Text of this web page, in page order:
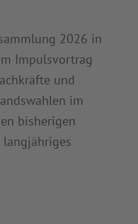
2026 in
Impulsvortrag
und
im
bisherigen